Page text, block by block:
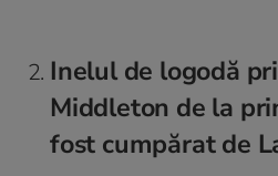
Inelul de logodă
Middleton de la
fost cumpărat de